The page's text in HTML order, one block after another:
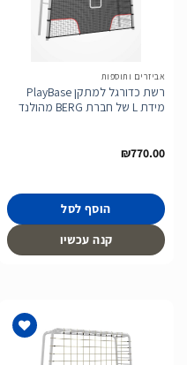
אביזרים ותוספות
רשת כדורגל למתקן PlayBase
מידת L של חברת BERG מהולנד
₪770.00
הוסף לסל
קנה עכשיו